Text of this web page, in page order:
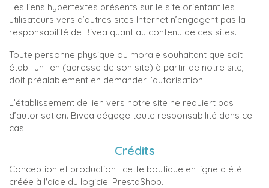
Les liens hypertextes présents sur le site orientant les
utilisateurs vers d’autres sites Internet n’engagent pas la
responsabilité de Bivea quant au contenu de ces sites.
Toute personne physique ou morale souhaitant que soit
établi un lien (adresse de son site) à partir de notre site,
doit préalablement en demander l’autorisation.
L’établissement de lien vers notre site ne requiert pas
d’autorisation. Bivea dégage toute responsabilité dans ce
cas.
Crédits
Conception et production : cette boutique en ligne a été
créée à l'aide du logiciel PrestaShop.